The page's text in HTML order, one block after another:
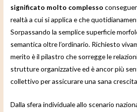
significato molto complesso
realtà a cui si applica e che
Sorpassando la semplice superficie
semantica oltre l’ordinario. Richiesto
merito è il pilastro che sorregge le
strutture organizzative ed è ancor più
collettivo per assicurare una sana
Dalla sfera individuale allo scenario